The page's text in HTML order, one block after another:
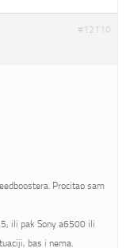
#12110
Procitao sam
ili pak Sony a6500 ili
bas i nema.